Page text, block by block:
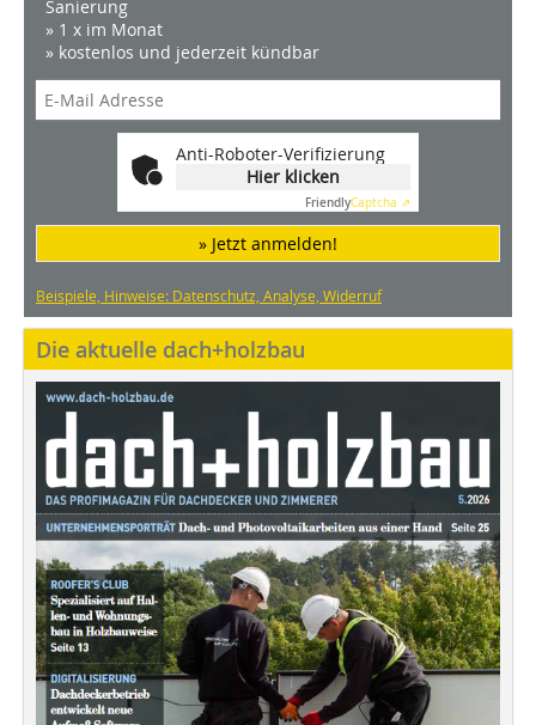
Sanierung
» 1 x im Monat
» kostenlos und jederzeit kündbar
Anti-Roboter-Verifizierung
Hier klicken
FriendlyCaptcha ⇗
» Jetzt anmelden!
Beispiele, Hinweise: Datenschutz, Analyse, Widerruf
Die aktuelle dach+holzbau